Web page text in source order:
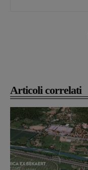
Articoli correlati